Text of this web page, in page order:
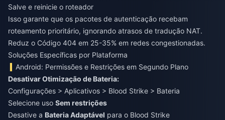
Salve e reinicie o roteador
Isso garante que os pacotes de autenticação recebam
roteamento prioritário, ignorando atrasos de tradução NAT.
Reduz o Código 404 em 25-35% em redes congestionadas.
Soluções Específicas por Plataforma
Android: Permissões e Restrições em Segundo Plano
Desativar Otimização de Bateria:
Configurações > Aplicativos > Blood Strike > Bateria
Selecione uso Sem restrições
Desative a Bateria Adaptável para o Blood Strike